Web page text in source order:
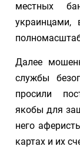
местных
Далее
службы
просили
якобы для
него
картах и их